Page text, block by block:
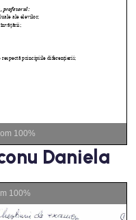
100%
Daniela
100%